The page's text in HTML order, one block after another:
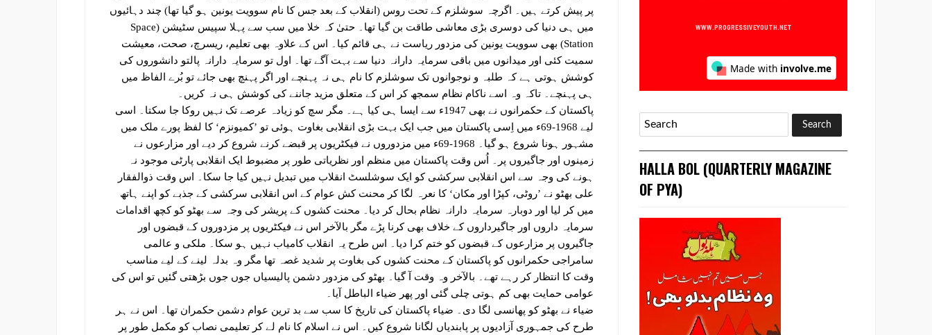
پر پیش کرتے ہیں۔ اگرچہ سوشلزم کے تحت روس (انقلاب کے بعد جس کا نام سوویت یونین ہو گیا تھا) چند دہائیوں
میں ہی دنیا کی دوسری بڑی معاشی طاقت بن گیا تھا۔ حتیٰ کہ خلا میں سب سے پہلا سپیس سٹیشن (Space
Station) بھی سوویت یونین کی مزدور ریاست نے ہی قائم کیا۔ اس کے علاوہ بھی تعلیم، ریسرچ، صحت، معیشت
سمیت کئی اور میدانوں میں باقی سرمایہ دارانہ دنیا سے بہت آگے تھا۔ اول تو سرمایہ دارانہ پالتو دانشوروں کی
کوشش ہوتی ہے کہ طلبہ و نوجوانوں تک سوشلزم کا نام ہی نہ پہنچے اور اگر پہنچ بھی جائے تو بُرے الفاظ میں
ہی پہنچے۔ تاکہ وہ اسے ناکام نظام سمجھ کر اس کے متعلق مزید جاننے کی کوشش ہی نہ کریں۔
پاکستان کے حکمرانوں نے بھی 1947ء سے ایسا ہی کیا ہے۔ مگر سچ کو زیادہ عرصے تک نہیں روکا جا سکتا۔ اسی
لیے 1968-69ء میں اِسی پاکستان میں جب ایک بہت بڑی انقلابی بغاوت ہوئی تو ’کمیونزم‘ کا لفظ پورے ملک میں
مشہور ہونا شروع ہو گیا۔ 1968-69ء میں مزدوروں نے فیکٹریوں پر قبضے کرنے شروع کر دیے اور مزارعوں نے
زمینوں اور جاگیروں پر۔ اُس وقت پاکستان میں منظم اور نظریاتی طور پر مضبوط ایک انقلابی پارٹی موجود نہ
ہونے کی وجہ سے اس انقلابی سرکشی کو ایک سوشلسٹ انقلاب میں تبدیل نہیں کیا جا سکا۔ اس وقت ذوالفقار
علی بھٹو نے ’روٹی، کپڑا اور مکان‘ کا نعرہ لگا کر محنت کش عوام کے اس انقلابی سرکشی کے جذبے کو اپنے ہاتھ
میں کر لیا اور دوبارہ سرمایہ دارانہ نظام بحال کر دیا۔ محنت کشوں کے پریشر کی وجہ سے بھٹو کو کچھ اقدامات
سرمایہ داروں اور جاگیرداروں کے خلاف بھی کرنا پڑے مگر بالآخر اس نے فیکٹریوں پر مزدوروں کے قبضوں اور
جاگیروں پر مزارعوں کے قبضوں کو ختم کرا دیا۔ اس طرح یہ انقلاب کامیاب نہیں ہو سکا۔ ملکی و عالمی
سامراجی حکمرانوں کو پاکستان کے محنت کشوں کی بغاوت پر شدید غصہ تھا مگر وہ بدلہ لینے کے لیے مناسب
وقت کا انتظار کر رہے تھے۔ بالآخر وہ وقت آ گیا۔ بھٹو کی مزدور دشمن پالیسیاں جوں جوں بڑھتی گئیں تو اس کی
عوامی حمایت بھی کم ہوتی چلی گئی اور پھر ضیاء الباطل آیا۔
ضیاء نے بھٹو کو پھانسی لگا دی۔ ضیاء پاکستان کی تاریخ کا سب سے بد ترین عوام دشمن حکمران تھا۔ اس نے ہر
طرح کی جمہوری آزادیوں پر پابندیاں لگانا شروع کیں۔ اس نے اسلام کا نام لے کر تعلیمی نصاب کو مکمل طور پر
HALLA BOL (QUARTERLY MAGAZINE
OF PYA)